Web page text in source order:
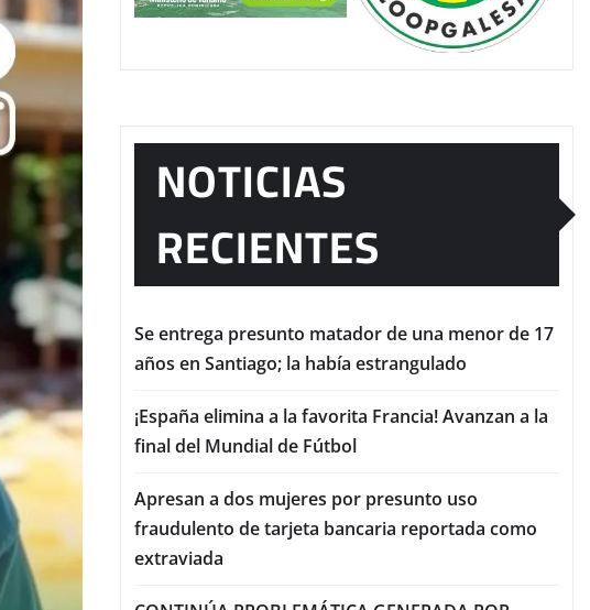
NOTICIAS
RECIENTES
Se entrega presunto matador de una menor de 17
años en Santiago; la había estrangulado
¡España elimina a la favorita Francia! Avanzan a la
final del Mundial de Fútbol
Apresan a dos mujeres por presunto uso
fraudulento de tarjeta bancaria reportada como
extraviada